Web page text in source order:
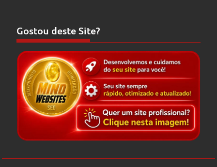
Gostou deste Site?